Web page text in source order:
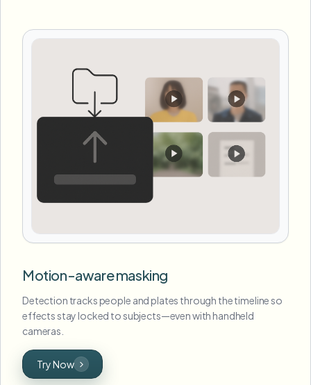
Motion-aware masking
Detection tracks people and plates through the timeline so
effects stay locked to subjects—even with handheld
cameras.
Try Now